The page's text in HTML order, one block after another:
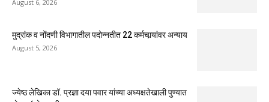
August 6, 2026
मुद्रांक व नोंदणी विभागातील पदोन्नतीत 22 कर्मचार्‍यांवर अन्याय
August 5, 2026
ज्येष्ठ लेखिका डॉ. प्रज्ञा दया पवार यांच्या अध्यक्षतेखाली पुण्यात